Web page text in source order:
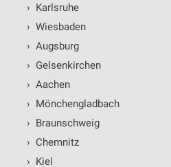
› Karlsruhe
› Wiesbaden
› Augsburg
› Gelsenkirchen
› Aachen
› Mönchengladbach
› Braunschweig
› Chemnitz
› Kiel